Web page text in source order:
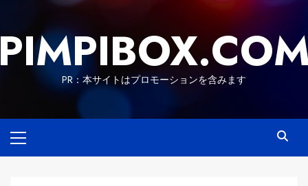
content
PR：本サイトはプロモーションを含みます
Menu